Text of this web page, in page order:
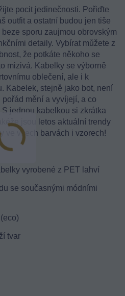
pocit jedinečnosti. Pořiďte
outfit a ostatní budou jen tiše
sporu zaujmou obrovským
detaily. Vybírat můžete z
že potkáte někoho se
mizivá. Kabelky se výborně
oblečení, ale i k
Kabelek, stejně jako bot, není
mění a vyvíjejí, a co
jednou kabelkou si zkrátka
jsou letos aktuální trendy
ve všech barvách i vzorech!
vyrobené z PET lahví
se současnými módními
tvar